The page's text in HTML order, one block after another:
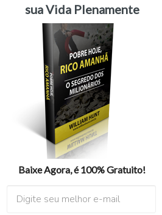
sua Vida Plenamente
Baixe Agora, é 100% Gratuito!